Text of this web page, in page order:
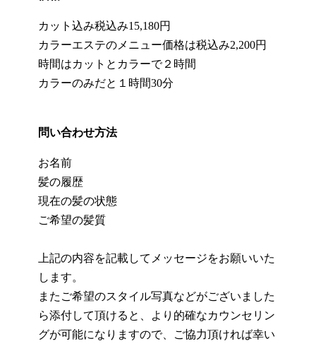
カット込み税込み15,180円
カラーエステのメニュー価格は税込み2,200円
時間はカットとカラーで２時間
カラーのみだと１時間30分
問い合わせ方法
お名前
髪の履歴
現在の髪の状態
ご希望の髪質
上記の内容を記載してメッセージをお願いいた
します。
またご希望のスタイル写真などがございました
ら添付して頂けると、より的確なカウンセリン
グが可能になりますので、ご協力頂ければ幸い